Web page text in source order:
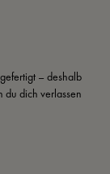
– deshalb
du dich verlassen